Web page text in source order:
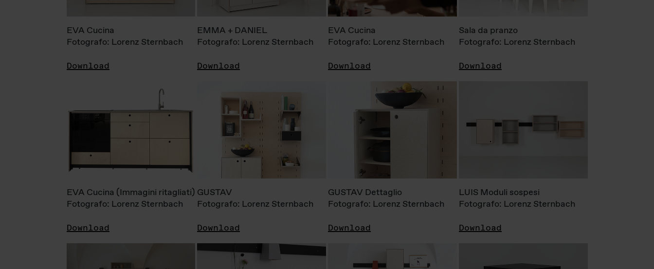
EVA Cucina
Fotografo: Lorenz Sternbach
Download
EMMA + DANIEL
Fotografo: Lorenz Sternbach
Download
EVA Cucina
Fotografo: Lorenz Sternbach
Download
Sala da pranzo
Fotografo: Lorenz Sternbach
Download
EVA Cucina (Immagini ritagliati)
Fotografo: Lorenz Sternbach
Download
GUSTAV
Fotografo: Lorenz Sternbach
Download
GUSTAV Dettaglio
Fotografo: Lorenz Sternbach
Download
LUIS Moduli sospesi
Fotografo: Lorenz Sternbach
Download